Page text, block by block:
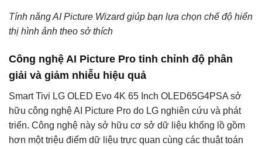
Tính năng AI Picture Wizard giúp bạn lựa chọn chế độ hiển
thị hình ảnh theo sở thích
Công nghệ AI Picture Pro tinh chỉnh độ phân
giải và giảm nhiễu hiệu quả
Smart Tivi LG OLED Evo 4K 65 Inch OLED65G4PSA sở
hữu công nghệ AI Picture Pro do LG nghiên cứu và phát
triển. Công nghệ này sở hữu cơ sở dữ liệu khổng lồ gồm
hơn một triệu điểm dữ liệu trực quan cùng các thuật toán